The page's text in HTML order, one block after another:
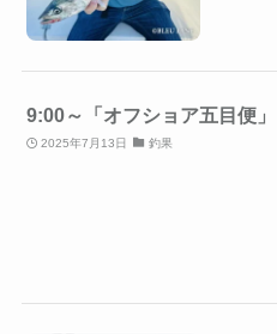
9:00～「オフショア五目便」
2025年7月13日 釣果